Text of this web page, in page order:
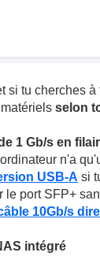
si tu cherches
selon
1 Gb/s en
n'a
USB-A si
le port SFP+
10Gb/s
intégré